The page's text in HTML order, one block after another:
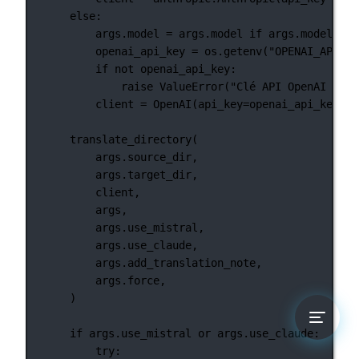
else:
args.model = args.model if args.model
openai_api_key = os.getenv(
if
not openai_api_key:
raise ValueError( "Clé API OpenAI
client = OpenAI(api_key=openai_api_key)
translate_directory(
args.source_dir,
args.target_dir,
client,
args,
args.use_mistral,
args.use_claude,
args.add_translation_note,
args.force,
)
if args.use_mistral or args.use_claude:
try: